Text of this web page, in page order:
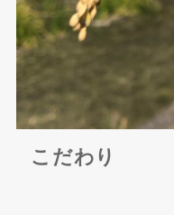
こだわり